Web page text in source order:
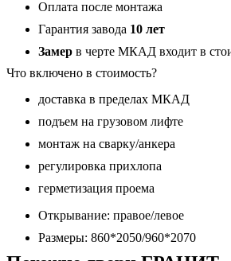
Оплата после монтажа
Гарантия завода 10 лет
Замер в черте МКАД входит в
Что включено в стоимость?
доставка в пределах МКАД
подъем на грузовом лифте
монтаж на сварку/анкера
регулировка прихлопа
герметизация проема
Открывание: правое/левое
Размеры: 860*2050/960*2070